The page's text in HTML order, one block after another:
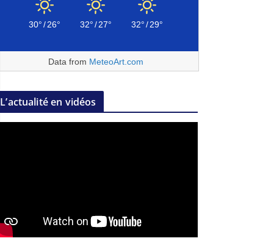
30°/26° 32°/27° 32°/29°
Data from MeteoArt.com
L’actualité en vidéos